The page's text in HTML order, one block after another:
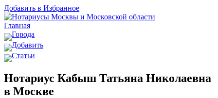
Добавить в Избранное
Главная
Города
Добавить
Статьи
Нотариус Кабыш Татьяна Николаевна
в Москве